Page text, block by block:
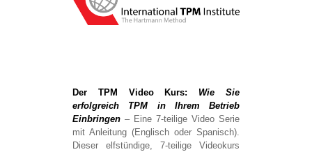
Der TPM Video Kurs: Wie Sie
erfolgreich TPM in Ihrem Betrieb
Einbringen – Eine 7-teilige Video Serie
mit Anleitung (Englisch oder Spanisch).
Dieser elfstündige, 7-teilige Videokurs